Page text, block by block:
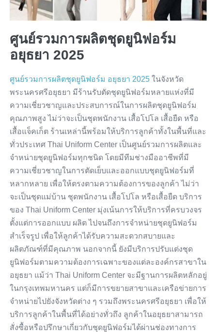
ศูนย์รวมการผลิตชุดยูนิฟอร์ม
อยุธยา 2025
ศูนย์รวมการผลิตชุดยูนิฟอร์ม อยุธยา 2025 ในจังหวัด
พระนครศรีอยุธยา มีร้านรับตัดชุดยูนิฟอร์มหลายแห่งที่มี
ความเชี่ยวชาญและประสบการณ์ในการผลิตชุดยูนิฟอร์ม
คุณภาพสูง ไม่ว่าจะเป็นชุดพนักงาน เสื้อโปโล เสื้อยืด หรือ
เสื้อแจ็คเก็ต ร้านเหล่านี้พร้อมให้บริการลูกค้าทั้งในพื้นที่และ
ทั่วประเทศ Thai Uniform Center เป็นศูนย์รวมการผลิตและ
จำหน่ายชุดยูนิฟอร์มทุกชนิด โดยมีทีมช่างมืออาชีพที่มี
ความเชี่ยวชาญในการตัดเย็บและออกแบบชุดยูนิฟอร์มที่
หลากหลาย เพื่อให้ตรงตามความต้องการของลูกค้า ไม่ว่า
จะเป็นชุดแม่บ้าน ชุดพนักงาน เสื้อโปโล หรือเสื้อยืด บริการ
ของ Thai Uniform Center มุ่งเน้นการให้บริการที่ครบวงจร
ตั้งแต่การออกแบบ ผลิต ไปจนถึงการจำหน่ายชุดยูนิฟอร์ม
สำเร็จรูป เพื่อให้ลูกค้าได้รับความสะดวกสบายและ
ผลิตภัณฑ์ที่มีคุณภาพ นอกจากนี้ ยังมีบริการปรับแต่งชุด
ยูนิฟอร์มตามความต้องการเฉพาะของแต่ละองค์กรสาขาใน
อยุธยา แม้ว่า Thai Uniform Center จะมีฐานการผลิตหลักอยู่
ในกรุงเทพมหานคร แต่ก็มีการขยายสาขาและเครือข่ายการ
จำหน่ายไปยังจังหวัดต่าง ๆ รวมถึงพระนครศรีอยุธยา เพื่อให้
บริการลูกค้าในพื้นที่ได้อย่างทั่วถึง ลูกค้าในอยุธยาสามารถ
สั่งซื้อหรือปรึกษาเกี่ยวกับชุดยูนิฟอร์มได้ผ่านช่องทางการ